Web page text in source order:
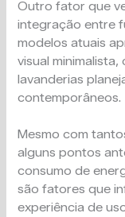
Outro fator que
integração entre
modelos atuais
visual
lavanderias
contemporâneos.
Mesmo com
alguns pontos
consumo de
são fatores que
experiência de